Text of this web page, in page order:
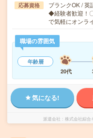
応募資格
ブランクOK / 英
◆経験者歓迎！
で気軽にオンラ
職場の雰囲気
年齢層
20代
気になる!
派遣会社 株式会社綜合